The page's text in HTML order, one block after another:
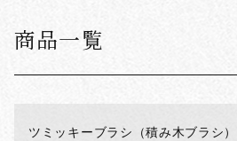
商品一覧
ツミッキーブラシ（積み木ブラシ）